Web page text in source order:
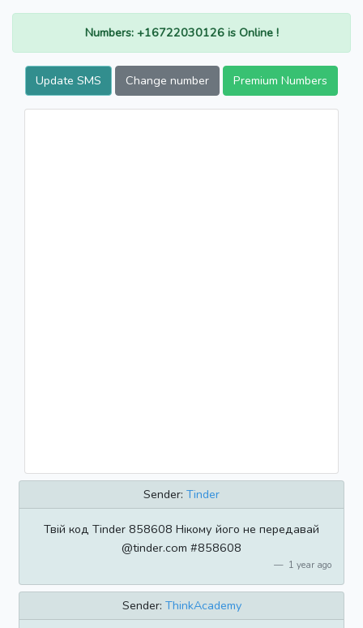
Numbers: +16722030126 is Online !
Update SMS Change number Premium Numbers
Sender: Tinder
Твій код Tinder 858608 Нікому його не передавай
@tinder.com #858608
1 year ago
Sender: ThinkAcademy